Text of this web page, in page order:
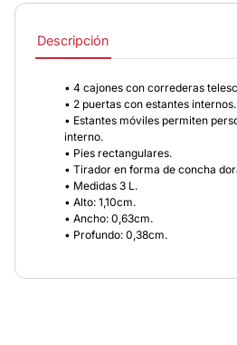
Descripción
• 4 cajones con correderas
• 2 puertas con estantes internos.
• Estantes móviles permiten
interno.
• Pies rectangulares.
• Tirador en forma de concha
• Medidas 3 L.
• Alto: 1,10cm.
• Ancho: 0,63cm.
• Profundo: 0,38cm.